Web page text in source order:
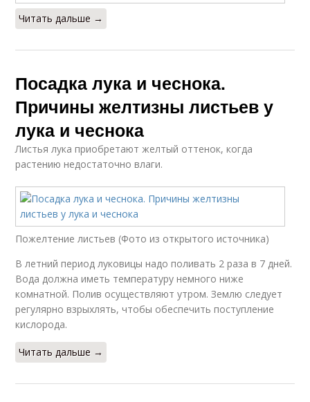
Читать дальше →
Посадка лука и чеснока.
Причины желтизны листьев у
лука и чеснока
Листья лука приобретают желтый оттенок, когда
растению недостаточно влаги.
Пожелтение листьев (Фото из открытого источника)
В летний период луковицы надо поливать 2 раза в 7 дней.
Вода должна иметь температуру немного ниже
комнатной. Полив осуществляют утром. Землю следует
регулярно взрыхлять, чтобы обеспечить поступление
кислорода.
Читать дальше →